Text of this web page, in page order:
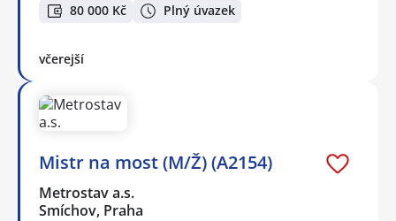
80 000 Kč Plný úvazek
včerejší
Mistr na most (M/Ž) (A2154)
Metrostav a.s.
Smíchov, Praha